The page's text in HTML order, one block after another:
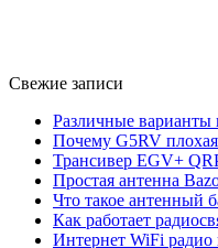
Свежие записи
Различные варианты
Почему G5RV
Трансивер EGV+
Простая антенна
Что такое антенный
Как работает
Интернет WiFi радио